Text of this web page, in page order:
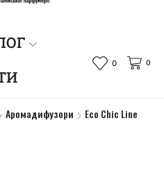
0 0
Аромадифузори Eco Chic Line